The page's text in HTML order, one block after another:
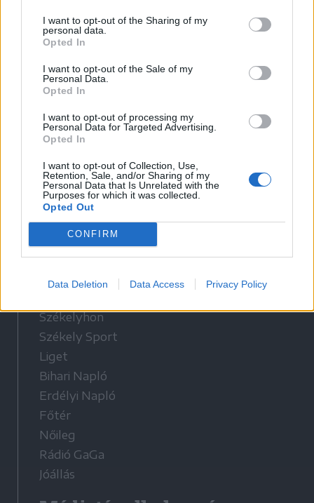
I want to opt-out of the Sharing of my
personal data.
Opted In
I want to opt-out of the Sale of my
Personal Data.
Opted In
I want to opt-out of processing my
Personal Data for Targeted Advertising.
Opted In
I want to opt-out of Collection, Use,
Retention, Sale, and/or Sharing of my
Personal Data that Is Unrelated with the
Purposes for which it was collected.
Opted Out
CONFIRM
Data Deletion Data Access Privacy Policy
Hasznos
Szerzői jogok
Adatvédelmi tájékoztató
Cookie-kezelési tájékoztató
Hozzászólási szabályzat
Médiaajánlat
Sütibeállítások
Médiatér
Székelyhon
Székely Sport
Liget
Bihari Napló
Erdélyi Napló
Főtér
Nőileg
Rádió GaGa
Jóállás